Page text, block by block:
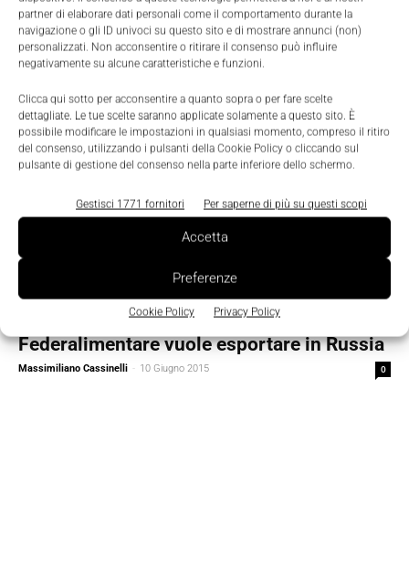
partner di elaborare dati personali come il comportamento durante la
navigazione o gli ID univoci su questo sito e di mostrare annunci (non)
personalizzati. Non acconsentire o ritirare il consenso può influire
negativamente su alcune caratteristiche e funzioni.
Clicca qui sotto per acconsentire a quanto sopra o per fare scelte
dettagliate. Le tue scelte saranno applicate solamente a questo sito. È
possibile modificare le impostazioni in qualsiasi momento, compreso il ritiro
del consenso, utilizzando i pulsanti della Cookie Policy o cliccando sul
pulsante di gestione del consenso nella parte inferiore dello schermo.
Gestisci 1771 fornitori Per saperne di più su questi scopi
Accetta
Preferenze
Cookie Policy Privacy Policy
Federalimentare vuole esportare in Russia
Massimiliano Cassinelli - 10 Giugno 2015 0